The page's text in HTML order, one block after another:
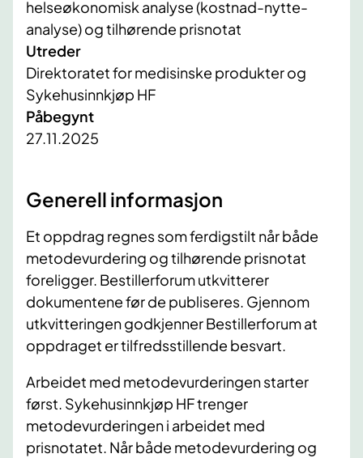
helseøkonomisk analyse (kostnad-nytte-
analyse) og tilhørende prisnotat
Utreder
Direktoratet for medisinske produkter og
Sykehusinnkjøp HF
Påbegynt
27.11.2025
Generell informasjon
Et oppdrag regnes som ferdigstilt når både
metodevurdering og tilhørende prisnotat
foreligger. Bestillerforum utkvitterer
dokumentene før de publiseres. Gjennom
utkvitteringen godkjenner Bestillerforum at
oppdraget er tilfredsstillende besvart.
Arbeidet med metodevurderingen starter
først. Sykehusinnkjøp HF trenger
metodevurderingen i arbeidet med
prisnotatet. Når både metodevurdering og